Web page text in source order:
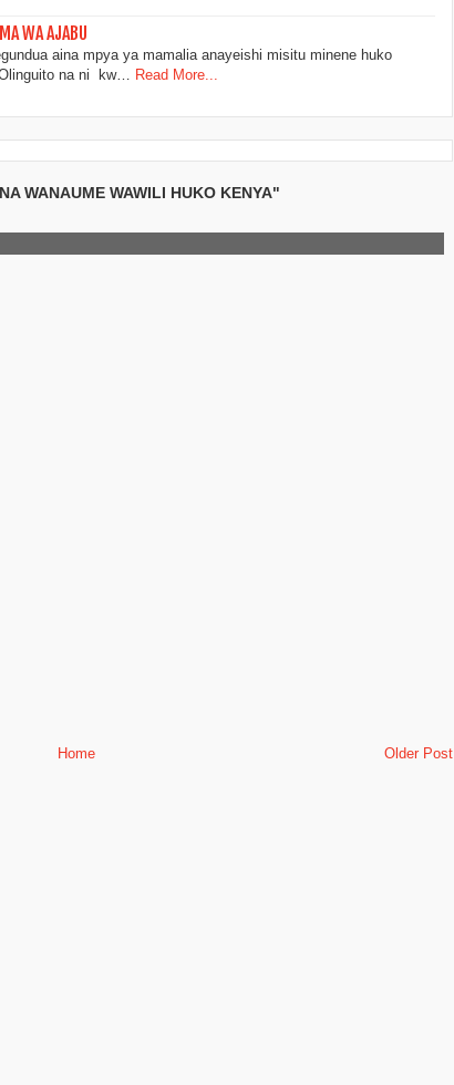
WA AJABU
aina mpya ya mamalia anayeishi misitu minene huko
na ni kw…
Read More...
WANAUME WAWILI HUKO KENYA"
Older Post
Home